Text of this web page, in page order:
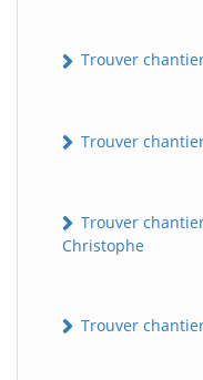
Trouver
Trouver
Trouver
Christophe
Trouver